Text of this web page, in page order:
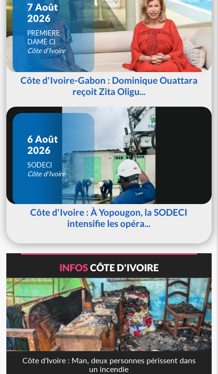
7 Août
2026
PREMIERE
DAME CI
Côte d'Ivoire
Côte d'Ivoire-Gabon : Dominique Ouattara
reçoit Zita Oligu...
6 Août
2026
SODECI
Côte d'Ivoire
Côte d'Ivoire : À Yopougon, la SODECI
intensifie les opéra...
INFOSCÔTE D'IVOIRE
Côte d'Ivoire : Man, deux personnes périssent dans
un incendie